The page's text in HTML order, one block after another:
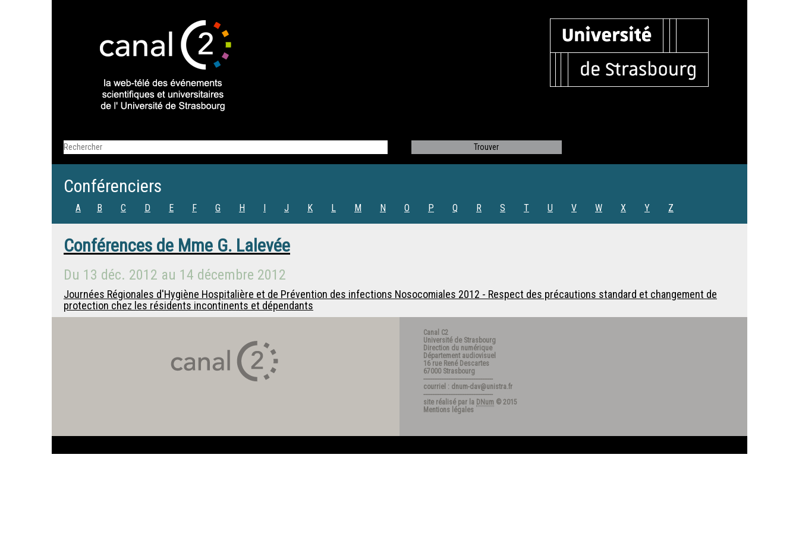
Conférenciers
A B C D E F G H I J K L M N O P Q R S T U V W X Y Z
Conférences de Mme G. Lalevée
Du 13 déc. 2012 au 14 décembre 2012
Journées Régionales d'Hygiène Hospitalière et de Prévention des infections Nosocomiales 2012 - Respect des précautions standard et changement de
protection chez les résidents incontinents et dépendants
Canal C2
Université de Strasbourg
Direction du numérique
Département audiovisuel
16 rue René Descartes
67000 Strasbourg
---------------------------------------
courriel : dnum-dav@unistra.fr
---------------------------------------
site réalisé par la DNum © 2015
Mentions légales